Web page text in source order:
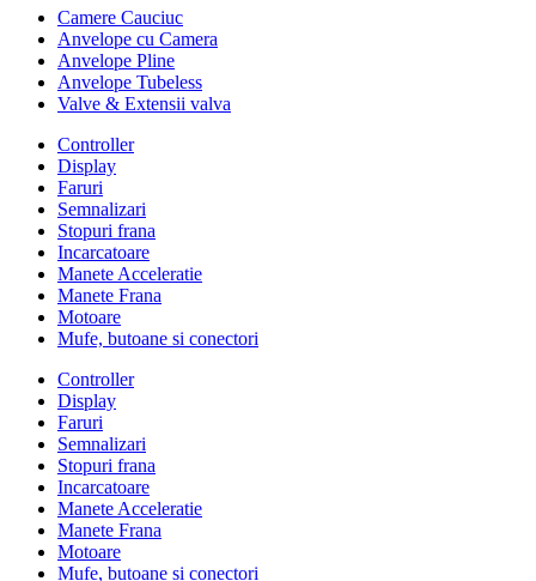
Camere Cauciuc
Anvelope cu Camera
Anvelope Pline
Anvelope Tubeless
Valve & Extensii valva
Controller
Display
Faruri
Semnalizari
Stopuri frana
Incarcatoare
Manete Acceleratie
Manete Frana
Motoare
Mufe, butoane si conectori
Controller
Display
Faruri
Semnalizari
Stopuri frana
Incarcatoare
Manete Acceleratie
Manete Frana
Motoare
Mufe, butoane si conectori